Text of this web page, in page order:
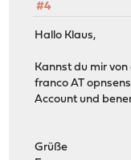
#4
Hallo Klaus,
Kannst du mir
franco AT
Account und
Grüße